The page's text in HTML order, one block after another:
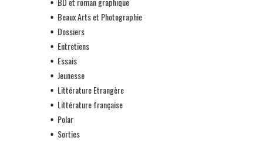
Beaux Arts et Photographie
Dossiers
Entretiens
Essais
Jeunesse
Littérature Etrangère
Littérature française
Polar
Sorties